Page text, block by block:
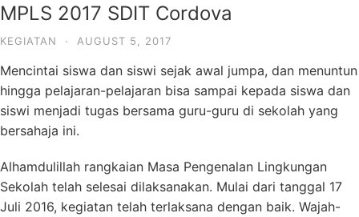
MPLS 2017 SDIT Cordova
KEGIATAN · AUGUST 5, 2017
Mencintai siswa dan siswi sejak awal jumpa, dan menuntun
hingga pelajaran-pelajaran bisa sampai kepada siswa dan
siswi menjadi tugas bersama guru-guru di sekolah yang
bersahaja ini.
Alhamdulillah rangkaian Masa Pengenalan Lingkungan
Sekolah telah selesai dilaksanakan. Mulai dari tanggal 17
Juli 2016, kegiatan telah terlaksana dengan baik. Wajah-